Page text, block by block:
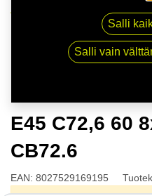
MSW 74 G.BLK | 8X19
ET45 CB72.6
E45 C72,6 60
CB72.6
EAN: 8027529169195
Salli
Salli vain